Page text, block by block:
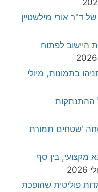
ד"ר אורי מילשטיין
היישוב לפתוח
בתמונות, מיולי
ההתנתקות
'שטחים תמורת
מקצועי, בין סף
פוליטית שהופכת